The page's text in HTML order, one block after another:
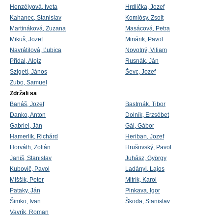
Henzélyová, Iveta
Hrdlička, Jozef
Kahanec, Stanislav
Komlósy, Zsolt
Martináková, Zuzana
Masácová, Petra
Mikuš, Jozef
Minárik, Pavol
Navrátilová, Ľubica
Novotný, Viliam
Přidal, Alojz
Rusnák, Ján
Szigeti, János
Ševc, Jozef
Zubo, Samuel
Zdržali sa
Banáš, Jozef
Bastrnák, Tibor
Danko, Anton
Dolník, Erzsébet
Gabriel, Ján
Gál, Gábor
Hamerlik, Richárd
Heriban, Jozef
Horváth, Zoltán
Hrušovský, Pavol
Janiš, Stanislav
Juhász, György
Kubovič, Pavol
Ladányi, Lajos
Miššík, Peter
Mitrík, Karol
Pataky, Ján
Pinkava, Igor
Šimko, Ivan
Škoda, Stanislav
Vavrík, Roman